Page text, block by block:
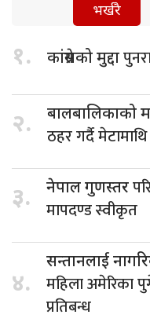
भर्खरै
१. कांग्रेसको मुद्दा
२. बालबालिकाको
ठहर गर्दै
३. नेपाल गुणस्तर
मापदण्ड स्वीकृत
४.
सन्तानलाई
महिला अमेरिका
प्रतिबन्ध